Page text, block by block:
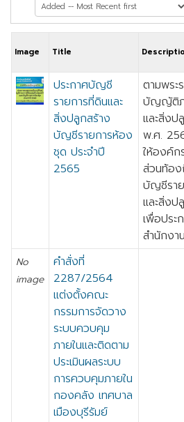
Image Title
ประกาศบัญชี
รายการที่ดินและ
สิ่งปลูกสร้าง
บัญชีรายการห้อง
ชุด ประจำปี
2565
ตามพระ
บัญญัติภ
และสิ่งป
พ.ศ.
ให้องค์
ส่วนท้อ
บัญชีรา
และสิ่งป
เพื่อปร
สำนักงา
No
image
คำสั่งที่
2287/2564
แต่งตั้งคณะ
กรรมการจัดวาง
ระบบควบคุม
ภายในและติดตาม
ประเมินผลระบบ
การควบคุมภายใน
กองคลัง เทศบาล
เมืองบุรีรัมย์